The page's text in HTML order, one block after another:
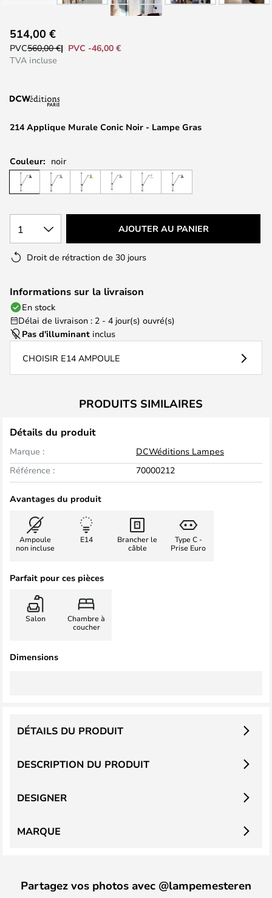
to
the
the
gallery
214 Applique Murale Conic Noir - Lampe Gras
514,00 €
PVC560,00 €
PVC -46,00 €
TVA incluse
Couleur: noir
1 AJOUTER AU PANIER
Droit de rétraction de 30 jours
Informations sur la livraison
En stock
Délai de livraison : 2 - 4 jour(s) ouvré(s)
Pas d'illuminant inclus
CHOISIR E14 AMPOULE
PRODUITS SIMILAIRES
Détails du produit
Marque :
DCWéditions Lampes
Référence :
70000212
Avantages du produit
Ampoule
non incluse
E14
Brancher le
câble
Type C -
Prise Euro
Parfait pour ces pièces
Salon
Chambre à
coucher
Dimensions
DESCRIPTION DU PRODUIT
DÉTAILS DU PRODUIT
DESIGNER
MARQUE
Partagez vos photos avec @lampemesteren